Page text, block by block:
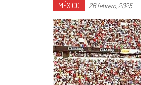
MÉXICO 26 febrero, 2025